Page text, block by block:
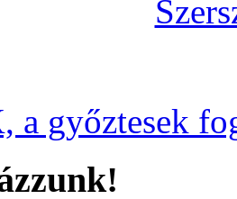
a győztesek